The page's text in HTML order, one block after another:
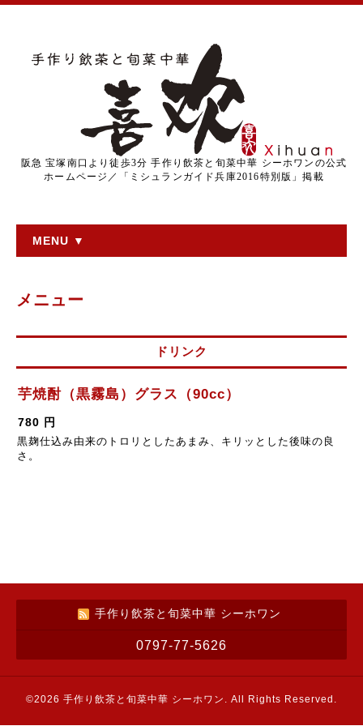
阪急 宝塚南口より徒歩3分 手作り飲茶と旬菜中華 シーホワンの公式
ホームページ／「ミシュランガイド兵庫2016特別版」掲載
MENU ▼
メニュー
ドリンク
芋焼酎（黒霧島）グラス（90cc）
780 円
黒麹仕込み由来のトロリとしたあまみ、キリッとした後味の良
さ。
手作り飲茶と旬菜中華 シーホワン
0797-77-5626
©2026 手作り飲茶と旬菜中華 シーホワン . All Rights Reserved.